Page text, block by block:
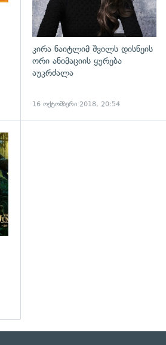
კირა ნაიტლიმ შვილს დისნეის
ორი ანიმაციის ყურება
აუკრძალა
16 ოქტომბერი 2018, 20:54